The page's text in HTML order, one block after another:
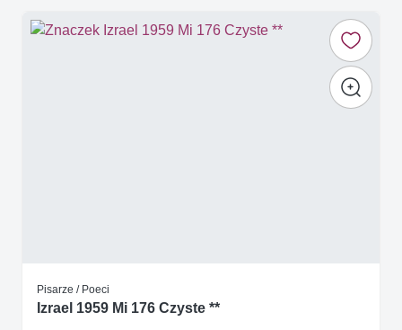
Pisarze / Poeci
Izrael 1959 Mi 176 Czyste **